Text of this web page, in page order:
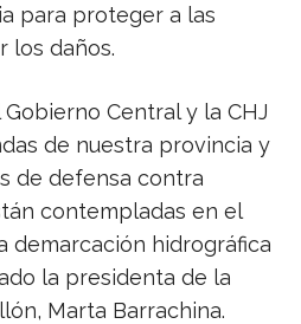
para proteger a las
los daños.
Central y la CHJ
de nuestra provincia y
de defensa contra
contempladas en el
demarcación hidrográfica
la presidenta de la
Marta Barrachina.